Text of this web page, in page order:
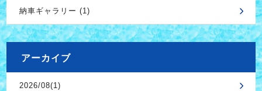
納車ギャラリー (1)
アーカイブ
2026/08(1)